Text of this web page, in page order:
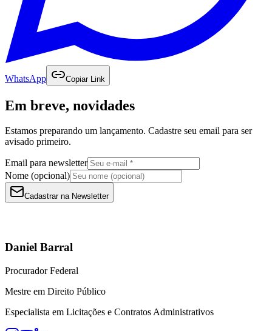
WhatsApp Copiar Link
Em breve, novidades
Estamos preparando um lançamento. Cadastre seu email para ser
avisado primeiro.
Email para newsletter
Nome (opcional)
Cadastrar na Newsletter
Daniel Barral
Procurador Federal
Mestre em Direito Público
Especialista em Licitações e Contratos Administrativos